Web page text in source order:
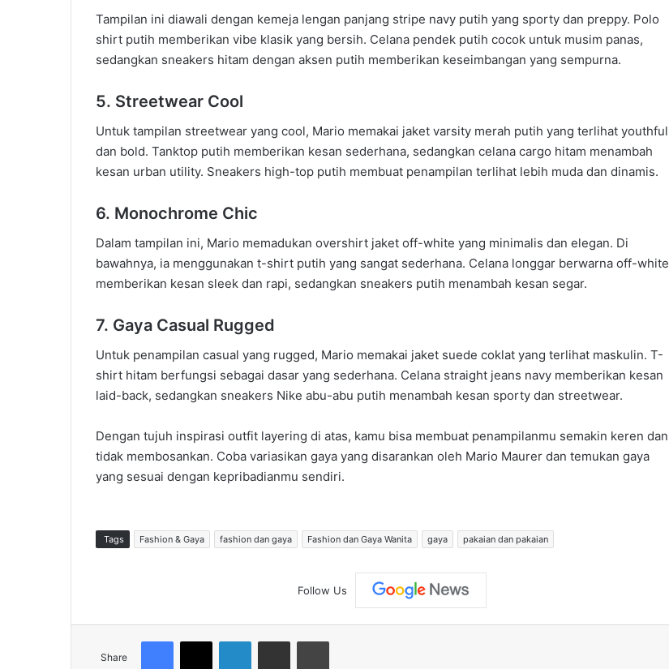
Tampilan ini diawali dengan kemeja lengan panjang stripe navy putih yang sporty dan preppy. Polo
shirt putih memberikan vibe klasik yang bersih. Celana pendek putih cocok untuk musim panas,
sedangkan sneakers hitam dengan aksen putih memberikan keseimbangan yang sempurna.
5. Streetwear Cool
Untuk tampilan streetwear yang cool, Mario memakai jaket varsity merah putih yang terlihat youthful
dan bold. Tanktop putih memberikan kesan sederhana, sedangkan celana cargo hitam menambah
kesan urban utility. Sneakers high-top putih membuat penampilan terlihat lebih muda dan dinamis.
6. Monochrome Chic
Dalam tampilan ini, Mario memadukan overshirt jaket off-white yang minimalis dan elegan. Di
bawahnya, ia menggunakan t-shirt putih yang sangat sederhana. Celana longgar berwarna off-white
memberikan kesan sleek dan rapi, sedangkan sneakers putih menambah kesan segar.
7. Gaya Casual Rugged
Untuk penampilan casual yang rugged, Mario memakai jaket suede coklat yang terlihat maskulin. T-
shirt hitam berfungsi sebagai dasar yang sederhana. Celana straight jeans navy memberikan kesan
laid-back, sedangkan sneakers Nike abu-abu putih menambah kesan sporty dan streetwear.
Dengan tujuh inspirasi outfit layering di atas, kamu bisa membuat penampilanmu semakin keren dan
tidak membosankan. Coba variasikan gaya yang disarankan oleh Mario Maurer dan temukan gaya
yang sesuai dengan kepribadianmu sendiri.
Tags Fashion & Gaya fashion dan gaya Fashion dan Gaya Wanita gaya pakaian dan pakaian
Follow Us
Share